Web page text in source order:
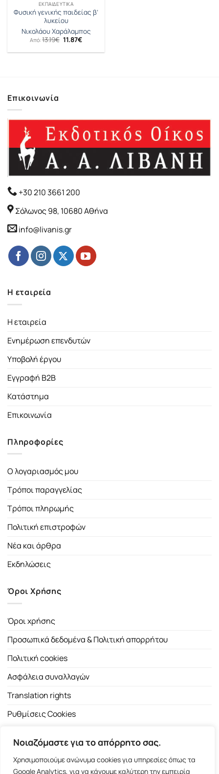
Νοιαζόμαστε για το απόρρητο σας.
Χρησιμοποιούμε ανώνυμα cookies για υπηρεσίες όπως τα
Google Analytics, για να κάνουμε καλύτερη την εμπειρία
ΕΚΠΑΙΔΕΥΤΙΚΆ
Φυσική γενικής παιδείας β’
λυκείου
Νικολάου Χαράλαμπος
Από: 13.19€ Original
price
was:
11.87€Η
τιμή
Επικοινωνία
+30 210 3661 200
Σόλωνος 98, 10680 Αθήνα
info@livanis.gr
Η εταιρεία
Η εταιρεία
Ενημέρωση επενδυτών
Υποβολή έργου
Εγγραφή B2B
Κατάστημα
Επικοινωνία
Πληροφορίες
Ο λογαριασμός μου
Τρόποι παραγγελίας
Τρόποι πληρωμής
Πολιτική επιστροφών
Νέα και άρθρα
Εκδηλώσεις
Όροι Χρήσης
Όροι χρήσης
Προσωπικά δεδομένα & Πολιτική απορρήτου
Πολιτική cookies
Ασφάλεια συναλλαγών
Translation rights
Ρυθμίσεις Cookies